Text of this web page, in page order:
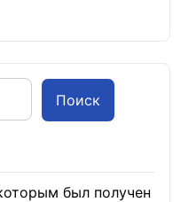
Поиск
был получен